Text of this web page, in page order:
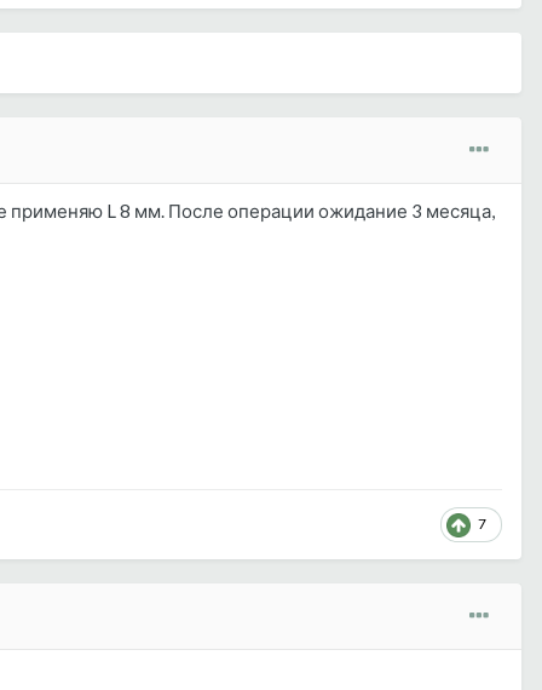
применяю L 8 мм. После операции ожидание 3 месяца,
7